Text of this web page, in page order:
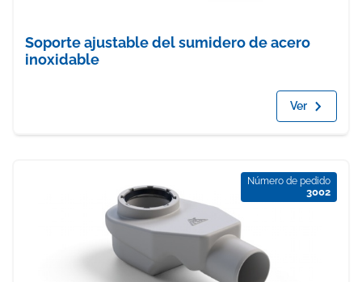
Soporte ajustable del sumidero de acero
inoxidable
Ver
Número de pedido
3002